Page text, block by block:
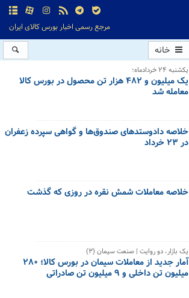
مرجع رسمی اخبار بورس کالای ایران
خانه
یکشنبه ۲۴ خردادماه؛
یک میلیون و ۴۸۲ هزار تن محصول در بورس کالا
معامله شد
خلاصه دادوستدهای صندوق‌ها و گواهی سپرده زعفران
در ۲۳ خرداد
خلاصه معاملات شمش نقره در روزی که گذشت
یک بازار، دو روایت | صنعت سیمان (۳)
آمار جدید از معاملات سیمان در بورس کالا؛ ۲۸۰
میلیون تن داخلی و ۹ میلیون تن صادراتی